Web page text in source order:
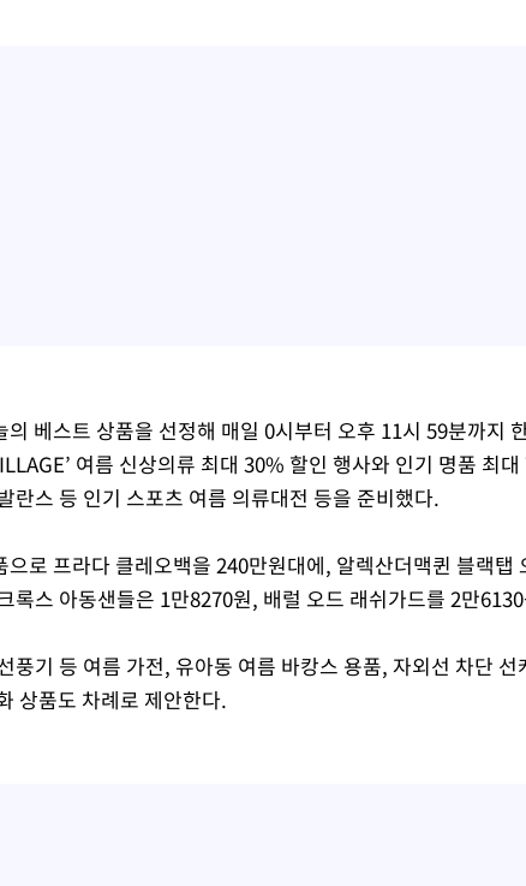
의 베스트 상품을 선정해 매일 0시부터 오후 11시 59분까지
여름 신상의류 최대 30% 할인 행사와 인기 명품 최
란스 등 인기 스포츠 여름 의류대전 등을 준비했다.
으로 프라다 클레오백을 240만원대에, 알렉산더맥퀸 블랙탭
록스 아동샌들은 1만8270원, 배럴 오드 래쉬가드를 2만
풍기 등 여름 가전, 유아동 여름 바캉스 용품, 자외선 차단
상품도 차례로 제안한다.